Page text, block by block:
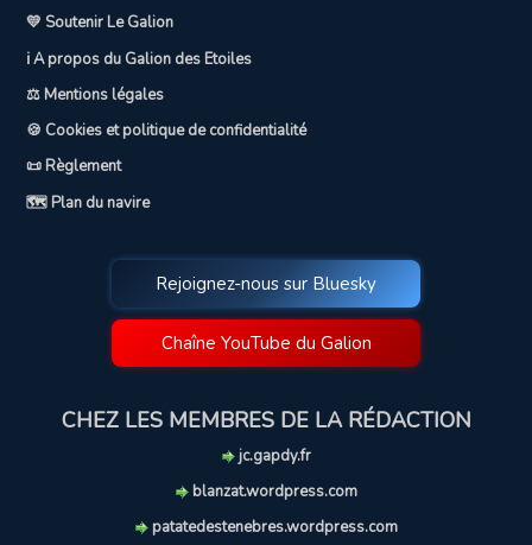
💛 Soutenir Le Galion
ℹ️ A propos du Galion des Etoiles
⚖️ Mentions légales
🍪 Cookies et politique de confidentialité
📜 Règlement
🗺️ Plan du navire
Rejoignez-nous sur Bluesky
Chaîne YouTube du Galion
CHEZ LES MEMBRES DE LA RÉDACTION
jc.gapdy.fr
blanzat.wordpress.com
patatedestenebres.wordpress.com